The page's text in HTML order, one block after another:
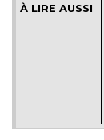
À LIRE AUSSI